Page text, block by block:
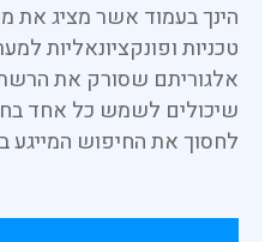
טכניות ופונקציונאליות
אלגוריתם שסורק את
שיכולים לשמש כל אחד
לחסוך את החיפוש המייגע